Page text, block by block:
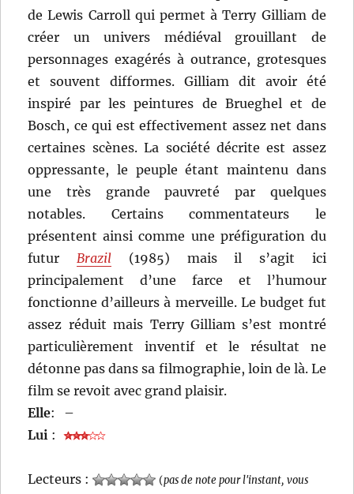
de Lewis Carroll qui permet à Terry Gilliam de
créer un univers médiéval grouillant de
personnages exagérés à outrance, grotesques
et souvent difformes. Gilliam dit avoir été
inspiré par les peintures de Brueghel et de
Bosch, ce qui est effectivement assez net dans
certaines scènes. La société décrite est assez
oppressante, le peuple étant maintenu dans
une très grande pauvreté par quelques
notables. Certains commentateurs le
présentent ainsi comme une préfiguration du
futur Brazil (1985) mais il s’agit ici
principalement d’une farce et l’humour
fonctionne d’ailleurs à merveille. Le budget fut
assez réduit mais Terry Gilliam s’est montré
particulièrement inventif et le résultat ne
détonne pas dans sa filmographie, loin de là. Le
film se revoit avec grand plaisir.
Elle:
–
Lui :
Lecteurs : (pas de note pour l'instant, vous